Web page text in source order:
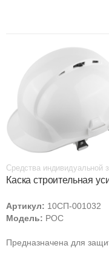
Средства индивидуальной
Каска строительная
Артикул: 10СП-001032
Модель: РОС
Предназначена для